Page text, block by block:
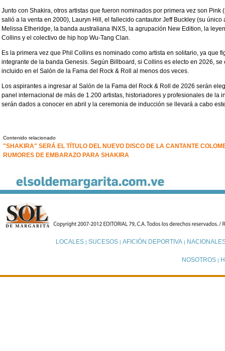
Junto con Shakira, otros artistas que fueron nominados por primera vez son Pink
salió a la venta en 2000), Lauryn Hill, el fallecido cantautor Jeff Buckley (su único
Melissa Etheridge, la banda australiana INXS, la agrupación New Edition, la
Collins y el colectivo de hip hop Wu-Tang Clan.
Es la primera vez que Phil Collins es nominado como artista en solitario, ya que
integrante de la banda Genesis. Según Billboard, si Collins es electo en 2026,
incluido en el Salón de la Fama del Rock & Roll al menos dos veces.
Los aspirantes a ingresar al Salón de la Fama del Rock & Roll de 2026 serán
panel internacional de más de 1.200 artistas, historiadores y profesionales de la
serán dados a conocer en abril y la ceremonia de inducción se llevará a cabo
Contenido relacionado
"SHAKIRA" SERÁ EL TÍTULO DEL NUEVO DISCO DE LA CANTANTE
RUMORES DE EMBARAZO PARA SHAKIRA
LOCALES| SUCESOS| AFICIÓN DEPORTIVA|
NOSOTROS |